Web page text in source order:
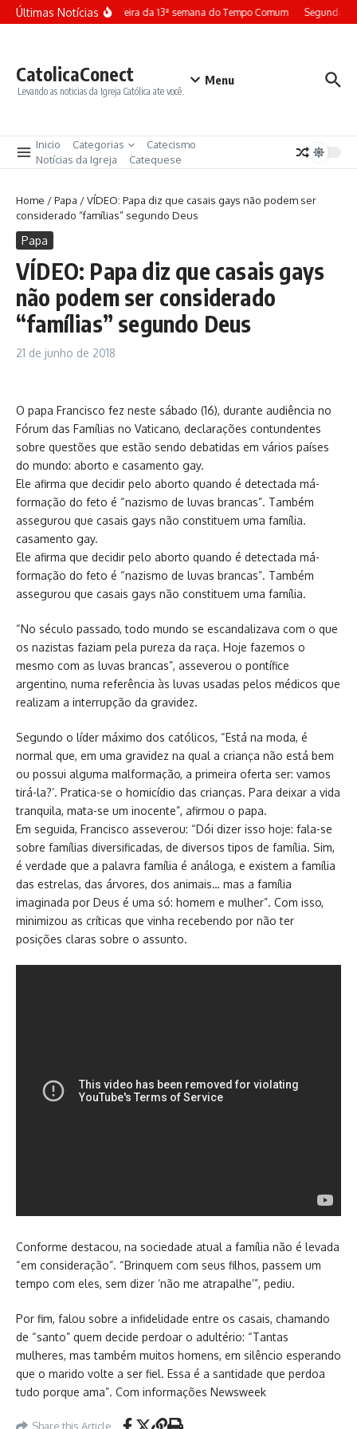
Ir para o conteúdo
Últimas NotíciasTerça-feira da 13ª semana do Tempo Comum Segunda-
CatolicaConect
Levando as noticias da Igreja Católica ate você.
Menu
Inicio Categorias
Catecismo
Notícias da Igreja
Catequese
Home /Papa /VÍDEO: Papa diz que casais gays não podem ser
considerado “famílias” segundo Deus
Papa
VÍDEO: Papa diz que casais gays
não podem ser considerado
“famílias” segundo Deus
21 de junho de 2018
O papa Francisco fez neste sábado (16), durante audiência no
Fórum das Famílias no Vaticano, declarações contundentes
sobre questões que estão sendo debatidas em vários países
do mundo: aborto e casamento gay.
Ele afirma que decidir pelo aborto quando é detectada má-
formação do feto é “nazismo de luvas brancas”. Também
assegurou que casais gays não constituem uma família.
casamento gay.
Ele afirma que decidir pelo aborto quando é detectada má-
formação do feto é “nazismo de luvas brancas”. Também
assegurou que casais gays não constituem uma família.
“No século passado, todo mundo se escandalizava com o que
os nazistas faziam pela pureza da raça. Hoje fazemos o
mesmo com as luvas brancas”, asseverou o pontífice
argentino, numa referência às luvas usadas pelos médicos que
realizam a interrupção da gravidez.
Segundo o líder máximo dos católicos, “Está na moda, é
normal que, em uma gravidez na qual a criança não está bem
ou possui alguma malformação, a primeira oferta ser: vamos
tirá-la?’. Pratica-se o homicídio das crianças. Para deixar a vida
tranquila, mata-se um inocente”, afirmou o papa.
Em seguida, Francisco asseverou: “Dói dizer isso hoje: fala-se
sobre famílias diversificadas, de diversos tipos de família. Sim,
é verdade que a palavra família é análoga, e existem a família
das estrelas, das árvores, dos animais… mas a família
imaginada por Deus é uma só: homem e mulher”. Com isso,
minimizou as críticas que vinha recebendo por não ter
posições claras sobre o assunto.
Conforme destacou, na sociedade atual a família não é levada
“em consideração”. “Brinquem com seus filhos, passem um
tempo com eles, sem dizer ‘não me atrapalhe’”, pediu.
Por fim, falou sobre a infidelidade entre os casais, chamando
de “santo” quem decide perdoar o adultério: “Tantas
mulheres, mas também muitos homens, em silêncio esperando
que o marido volte a ser fiel. Essa é a santidade que perdoa
tudo porque ama”. Com informações Newsweek
Share this Article